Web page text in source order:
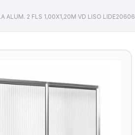
ALUM. 2 FLS 1,00X1,20M VD LISO LIDE20606